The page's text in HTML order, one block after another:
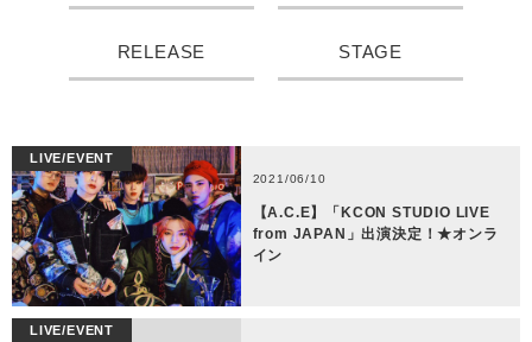
RELEASE STAGE
LIVE/EVENT
2021/06/10
【A.C.E】「KCON STUDIO LIVE
from JAPAN」出演決定！★オンラ
イン
LIVE/EVENT